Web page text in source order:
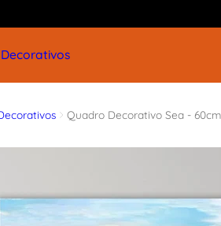
Quadro Decorativo Sea -